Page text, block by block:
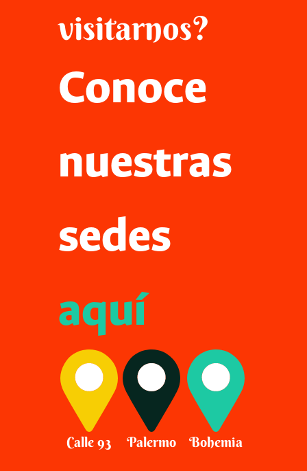
visitarnos?
Conoce
nuestras
sedes
aquí
Calle 93 Palermo Bohemia